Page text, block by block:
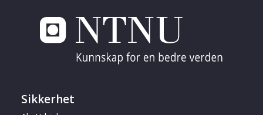
Sikkerhet